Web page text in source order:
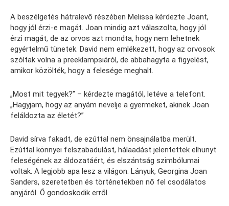
A beszélgetés hátralevő részében Melissa kérdezte Joant,
hogy jól érzi-e magát. Joan mindig azt válaszolta, hogy jól
érzi magát, de az orvos azt mondta, hogy nem lehetnek
egyértelmű tünetek. David nem emlékezett, hogy az orvosok
szóltak volna a preeklampsiáról, de abbahagyta a figyelést,
amikor közölték, hogy a felesége meghalt.
„Most mit tegyek?” – kérdezte magától, letéve a telefont.
„Hagyjam, hogy az anyám nevelje a gyermeket, akinek Joan
feláldozta az életét?”
David sírva fakadt, de ezúttal nem önsajnálatba merült.
Ezúttal könnyei felszabadulást, hálaadást jelentettek elhunyt
feleségének az áldozatáért, és elszántság szimbólumai
voltak. A legjobb apa lesz a világon. Lányuk, Georgina Joan
Sanders, szeretetben és történetekben nő fel csodálatos
anyjáról. Ő gondoskodik erről.